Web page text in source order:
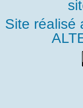
Site réalisé